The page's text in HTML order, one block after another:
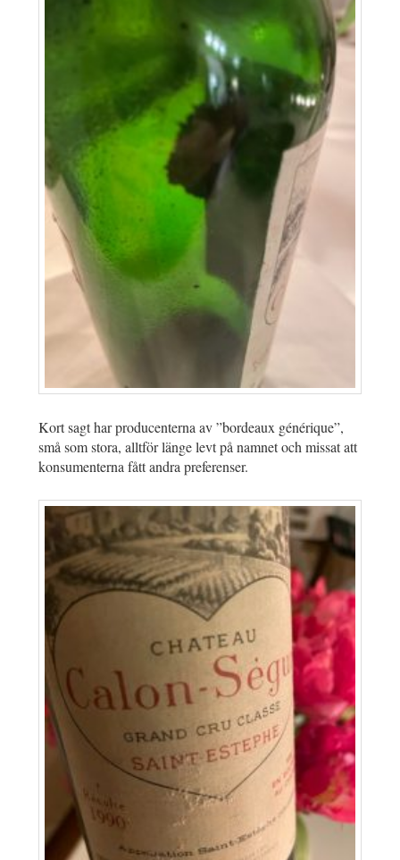
Kort sagt har producenterna av ”bordeaux générique”,
små som stora, alltför länge levt på namnet och missat att
konsumenterna fått andra preferenser.